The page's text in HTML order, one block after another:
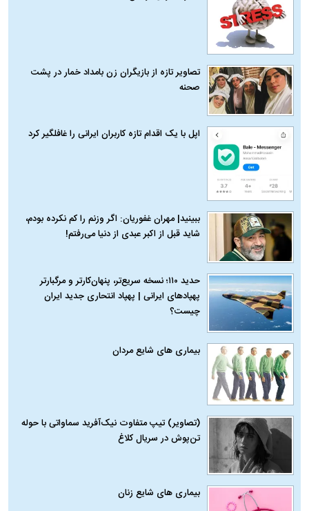
تصاویر تازه از بازیگران زن بامداد خمار در پشت
صحنه
اپل با یک اقدام تازه کاربران ایرانی را غافلگیر کرد
ببینید| مهران غفوریان: اگر وزنم را کم نکرده بودم،
شاید قبل از اکبر عبدی از دنیا می‌رفتم!
حدید ۱۱۰؛ نسخه سریع‌تر، پنهان‌کارتر و مرگبارتر
پهپادهای ایرانی | پهپاد انتحاری جدید ایران
چیست؟
بیماری‌ های شایع مردان
(تصاویر) تیپ متفاوت نیک‌آفرید سماواتی با حوله
تن‌پوش در سریال کلاغ
بیماری‌ های شایع زنان